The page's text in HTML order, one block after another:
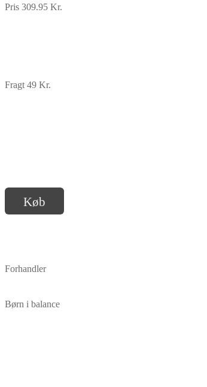
Pris 309.95 Kr.
Fragt 49 Kr.
Køb
Forhandler
Børn i balance